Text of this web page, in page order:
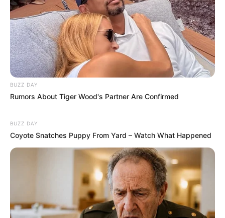
BUZZ DAY
Rumors About Tiger Wood's Partner Are Confirmed
BUZZ DAY
Coyote Snatches Puppy From Yard – Watch What Happened